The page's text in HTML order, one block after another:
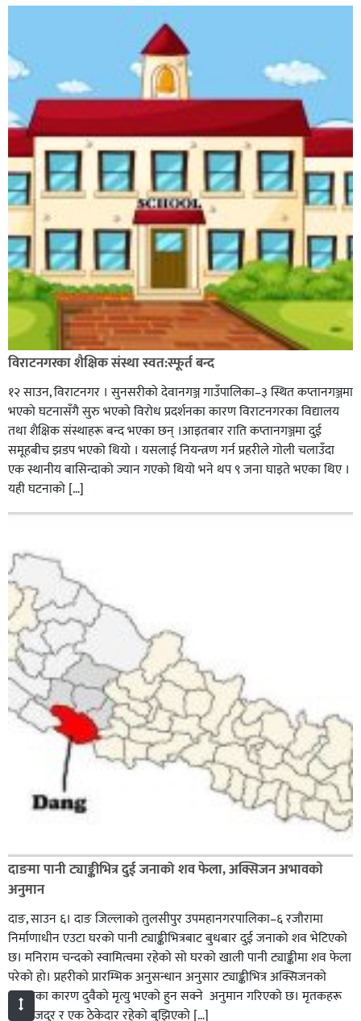
विराटनगरका शैक्षिक संस्था स्वत:स्फूर्त बन्द
१२ साउन, विराटनगर । सुनसरीको देवानगञ्ज गाउँपालिका–३ स्थित कप्तानगञ्जमा
भएको घटनासँगै सुरु भएको विरोध प्रदर्शनका कारण विराटनगरका विद्यालय
तथा शैक्षिक संस्थाहरू बन्द भएका छन् ।आइतबार राति कप्तानगञ्जमा दुई
समूहबीच झडप भएको थियो । यसलाई नियन्त्रण गर्न प्रहरीले गोली चलाउँदा
एक स्थानीय बासिन्दाको ज्यान गएको थियो भने थप ९ जना घाइते भएका थिए ।
यही घटनाको […]
दाङमा पानी ट्याङ्कीभित्र दुई जनाको शव फेला, अक्सिजन अभावकाे
अनुमान
दाङ, साउन ६। दाङ जिल्लाको तुलसीपुर उपमहानगरपालिका–६ रजौरामा
निर्माणाधीन एउटा घरको पानी ट्याङ्कीभित्रबाट बुधबार दुई जनाको शव भेटिएको
छ। मनिराम चन्दको स्वामित्वमा रहेको सो घरको खाली पानी ट्याङ्कीमा शव फेला
परेको हो। प्रहरीकाे प्रारम्भिक अनुसन्धान अनुसार ट्याङ्कीभित्र अक्सिजनको
अभावका कारण दुवैको मृत्यु भएको हुन सक्ने अनुमान गरिएको छ। मृतकहरू
एक मजदुर र एक ठेकेदार रहेको बुझिएको […]